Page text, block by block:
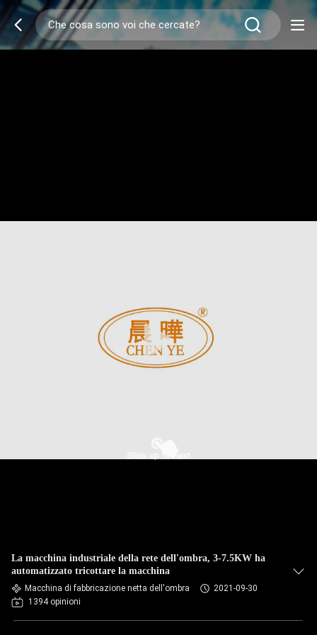
La macchina industriale della rete dell'ombra, 3-7.5KW ha
automatizzato tricottare la macchina
Macchina di fabbricazione netta dell'ombra
2021-09-30
1394 opinioni